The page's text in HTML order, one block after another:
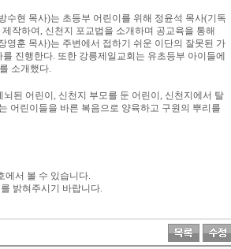
수현 목사)는 초등부 어린이를 위해 정윤석 목사(기독
작하여, 신천지 포교법을 소개하며 공교육을 통해
영훈 목사)는 주변에서 접하기 쉬운 이단의 잘못된 가
를 진행한다. 또한 강릉제일교회는 유초등부 아이들에
소개했다.
된 어린이 , 신천지 부모를 둔 어린이 , 신천지에서 탈
어린이들을 바른 복음으로 양육하고 구원의 뿌리를
에서 볼 수 있습니다.
밝혀주시기 바랍니다.